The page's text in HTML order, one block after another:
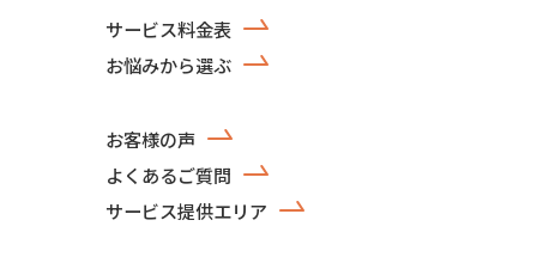
サービス料金表
お悩みから選ぶ
お客様の声
よくあるご質問
サービス提供エリア